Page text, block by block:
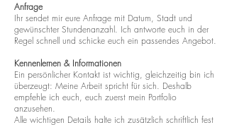
Anfrage
Ihr sendet mir eure Anfrage mit Datum, Stadt und
gewünschter Stundenanzahl. Ich antworte euch in der
Regel schnell und schicke euch ein passendes Angebot.
Kennenlernen & Informationen
Ein persönlicher Kontakt ist wichtig, gleichzeitig bin ich
überzeugt: Meine Arbeit spricht für sich. Deshalb
empfehle ich euch, euch zuerst mein Portfolio
anzusehen.
Alle wichtigen Details halte ich zusätzlich schriftlich fest